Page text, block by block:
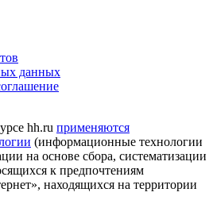
данных
hh.ru применяются
(информационные технологии
на основе сбора, систематизации
к предпочтениям
находящихся на территории